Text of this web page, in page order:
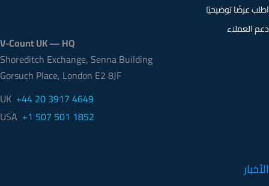
اطلب عرضًا توضيحيًا
دعم العملاء
V-Count UK — HQ
Shoreditch Exchange, Senna Building
Gorsuch Place, London E2 8JF
UK +44 20 3917 4649
USA +1 507 501 1852
الأخبار